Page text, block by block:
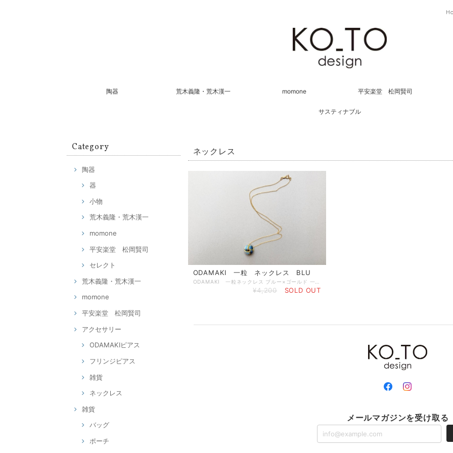
陶器 荒木義隆・荒木漢一 momone 平安楽堂 松岡賢司
サスティナブル
Category
陶器
器
小物
荒木義隆・荒木漢一
momone
平安楽堂 松岡賢司
セレクト
荒木義隆・荒木漢一
momone
平安楽堂 松岡賢司
アクセサリー
ODAMAKIピアス
フリンジピアス
雑貨
ネックレス
雑貨
バッグ
ポーチ
ネックレス
ODAMAKI 一粒 ネックレス BLU
¥4,200 SOLD OUT
メールマガジンを受け取る